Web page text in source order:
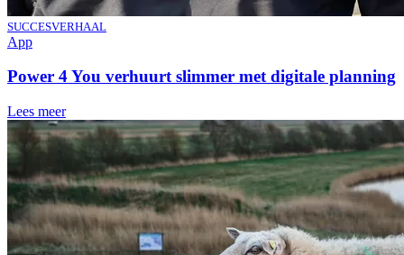
SUCCESVERHAAL
App
Power 4 You verhuurt slimmer met digitale planning
Lees meer